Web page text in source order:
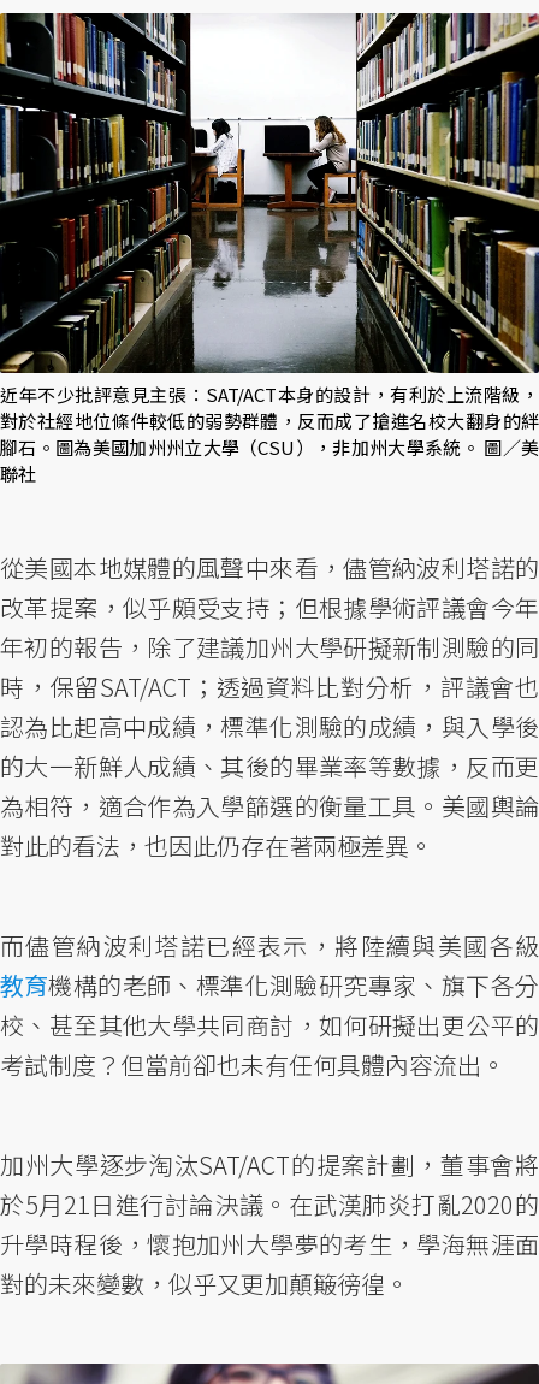
近年不少批評意見主張：SAT/ACT本身的設計，有利於上流階級，
對於社經地位條件較低的弱勢群體，反而成了搶進名校大翻身的絆
腳石。圖為美國加州州立大學（CSU），非加州大學系統。 圖／美
聯社
從美國本地媒體的風聲中來看，儘管納波利塔諾的
改革提案，似乎頗受支持；但根據學術評議會今年
年初的報告，除了建議加州大學研擬新制測驗的同
時，保留SAT/ACT；透過資料比對分析，評議會也
認為比起高中成績，標準化測驗的成績，與入學後
的大一新鮮人成績、其後的畢業率等數據，反而更
為相符，適合作為入學篩選的衡量工具。美國輿論
對此的看法，也因此仍存在著兩極差異。
而儘管納波利塔諾已經表示，將陸續與美國各級
教育機構的老師、標準化測驗研究專家、旗下各分
校、甚至其他大學共同商討，如何研擬出更公平的
考試制度？但當前卻也未有任何具體內容流出。
加州大學逐步淘汰SAT/ACT的提案計劃，董事會將
於5月21日進行討論決議。在武漢肺炎打亂2020的
升學時程後，懷抱加州大學夢的考生，學海無涯面
對的未來變數，似乎又更加顛簸徬徨。